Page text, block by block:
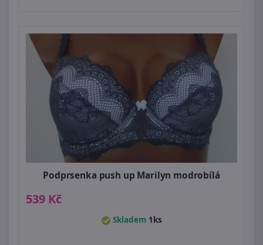
Podprsenka push up Marilyn modrobílá
539 Kč
Skladem 1ks